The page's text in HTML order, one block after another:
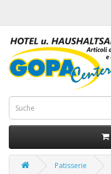
Patisserie